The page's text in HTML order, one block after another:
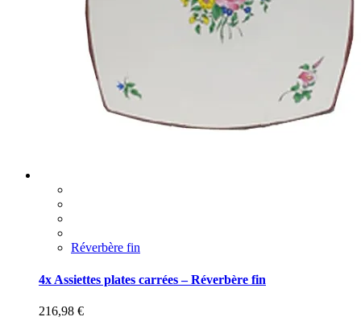
Réverbère fin
4x Assiettes plates carrées – Réverbère fin
216,98 €